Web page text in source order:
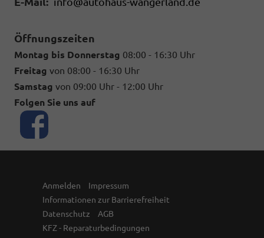
Öffnungszeiten
Montag bis Donnerstag 08:00 - 16:30 Uhr
Freitag von 08:00 - 16:30 Uhr
Samstag von 09:00 Uhr - 12:00 Uhr
Folgen Sie uns auf
Anmelden
Impressum
Informationen zur Barrierefreiheit
Datenschutz
AGB
KFZ - Reparaturbedingungen